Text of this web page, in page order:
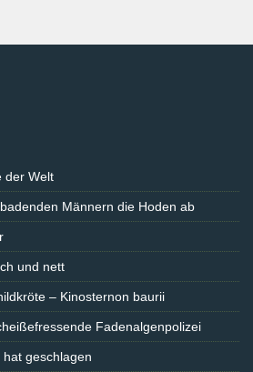
der Welt
Männern die Hoden ab
und nett
– Kinosternon baurii
Fadenalgenpolizei
geschlagen